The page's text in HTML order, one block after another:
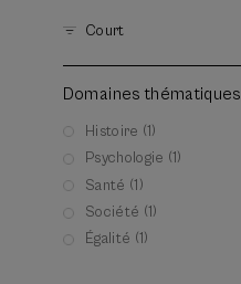
Court
Domaines thématiques
Histoire (1)
Psychologie (1)
Santé (1)
Société (1)
Égalité (1)